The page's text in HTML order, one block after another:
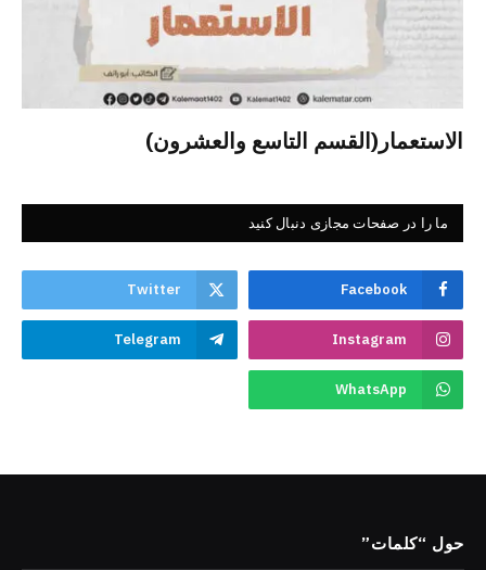
الاستعمار(القسم التاسع والعشرون)
ما را در صفحات مجازی دنبال کنید
Facebook
Twitter
Instagram
Telegram
WhatsApp
حول “كلمات”